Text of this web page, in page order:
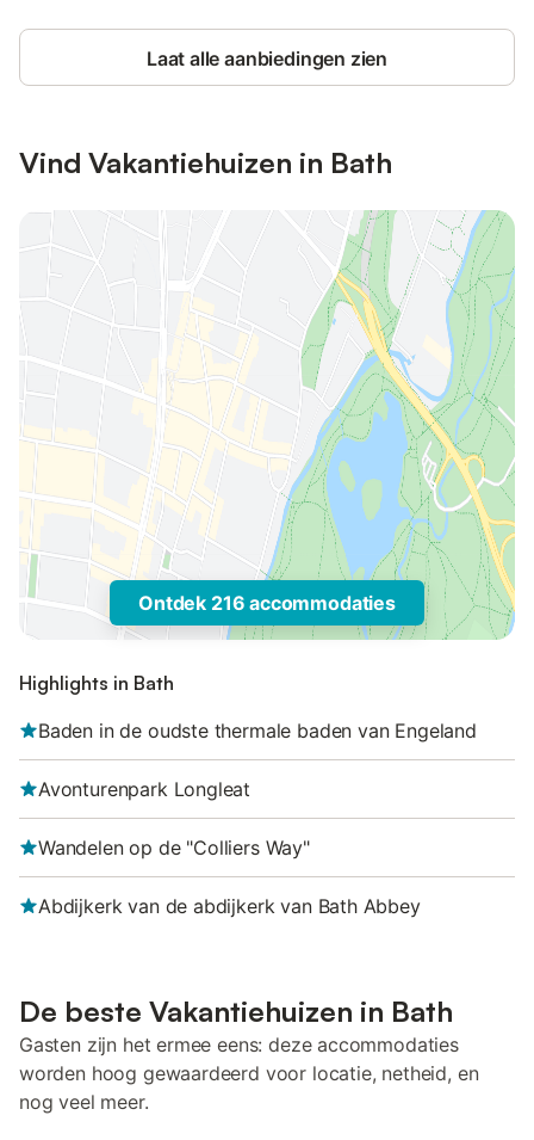
Laat alle aanbiedingen zien
Vind Vakantiehuizen in Bath
Ontdek 216 accommodaties
Highlights in Bath
Baden in de oudste thermale baden van Engeland
Avonturenpark Longleat
Wandelen op de "Colliers Way"
Abdijkerk van de abdijkerk van Bath Abbey
De beste Vakantiehuizen in Bath
Gasten zijn het ermee eens: deze accommodaties
worden hoog gewaardeerd voor locatie, netheid, en
nog veel meer.